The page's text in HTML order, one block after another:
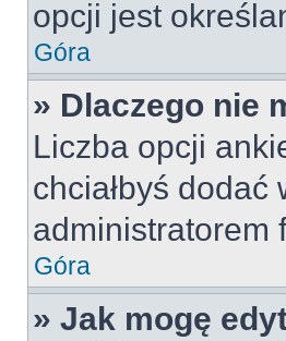
opcji jest
Góra
» Dlaczego nie
Liczba opcji
chciałbyś
administratorem
Góra
» Jak mogę